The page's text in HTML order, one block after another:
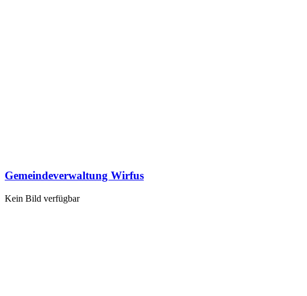
Gemeindeverwaltung Wirfus
Kein Bild verfügbar